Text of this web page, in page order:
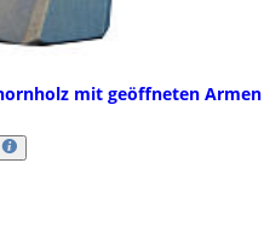
mit geöffneten Armen